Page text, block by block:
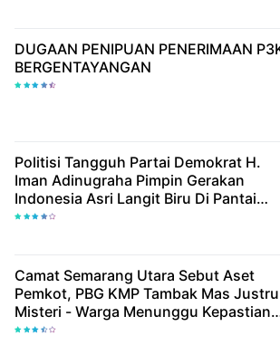
DUGAAN PENIPUAN PENERIMAAN P3K
BERGENTAYANGAN
Politisi Tangguh Partai Demokrat H.
Iman Adinugraha Pimpin Gerakan
Indonesia Asri Langit Biru Di Pantai
Citepus
Camat Semarang Utara Sebut Aset
Pemkot, PBG KMP Tambak Mas Justru
Misteri - Warga Menunggu Kepastian
Hukum